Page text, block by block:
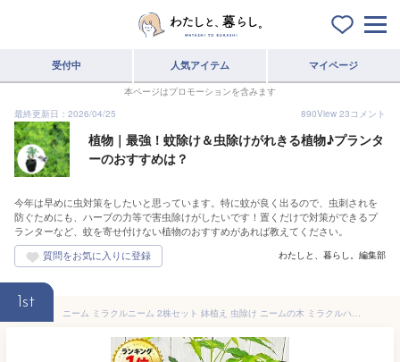
受付中 人気アイテム マイページ
本ページはプロモーションを含みます
最終更新日：2026/04/25
890View 23コメント
植物｜最強！蚊除け＆虫除けがれきる植物♪プランタ
ーのおすすめは？
今年は早めに虫対策をしたいと思っています。特に蚊が良く出るので、虫刺されを
防ぐためにも、ハーブの力等で害虫除けがしたいです！置くだけで対策ができるプ
ランターなど、蚊を寄せ付けない植物のおすすめがあれば教えてください。
わたしと、暮らし。編集部
1st
ニーム ミラクルニーム 2株セット 鉢植え 虫除け ニームの木 ミラクルハーブ 蚊除け 蚊よけ植物 防虫 害虫 有機栽培にこだわる